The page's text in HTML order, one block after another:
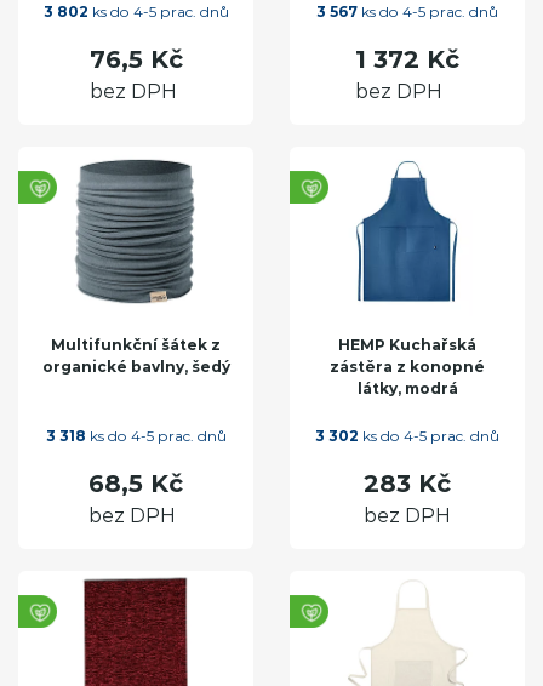
3 802 ks do 4-5 prac. dnů
76,5 Kč
bez DPH
3 567 ks do 4-5 prac. dnů
1 372 Kč
bez DPH
Multifunkční šátek z
organické bavlny, šedý
3 318 ks do 4-5 prac. dnů
68,5 Kč
bez DPH
HEMP Kuchařská
zástěra z konopné
látky, modrá
3 302 ks do 4-5 prac. dnů
283 Kč
bez DPH